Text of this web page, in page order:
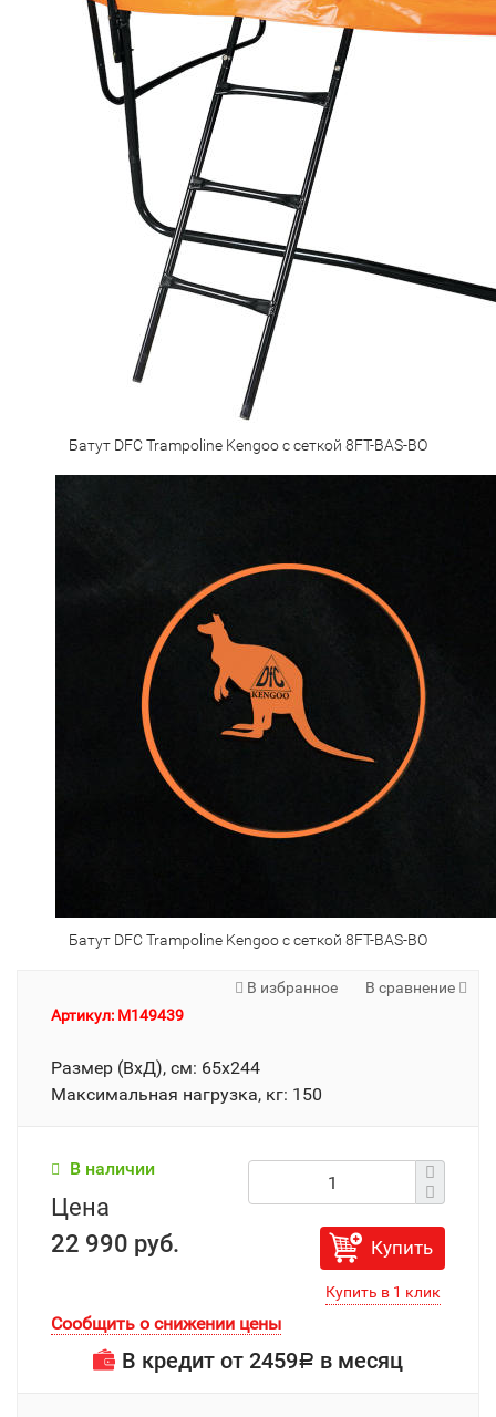
Батут DFC Trampoline Kengoo с сеткой 8FT-BAS-BO
Батут DFC Trampoline Kengoo с сеткой 8FT-BAS-BO
В избранное
В сравнение
Артикул: M149439
Размер (ВхД), см: 65х244
Максимальная нагрузка, кг: 150
В наличии
Цена
22 990 руб.
Купить
Сообщить о снижении цены
В кредит от 2459Р в месяц